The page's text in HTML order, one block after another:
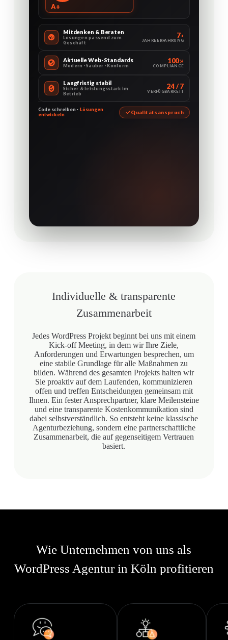
A+
Mitdenken & Beraten
Lösungen passend zum
Geschäft
7+
JAHRE ERFAHRUNG
Aktuelle Web-Standards
Modern · Sauber · Konform
100%
COMPLIANCE
Langfristig stabil
Sicher & leistungsstark im
Betrieb
24 / 7
VERFÜGBARKEIT
Code schreiben · Lösungen
entwickeln
Qualitätsanspruch
Individuelle & transparente
Zusammenarbeit
Jedes WordPress Projekt beginnt bei uns mit einem
Kick-off Meeting, in dem wir Ihre Ziele,
Anforderungen und Erwartungen besprechen, um
eine stabile Grundlage für alle Maßnahmen zu
bilden. Während des gesamten Projekts halten wir
Sie proaktiv auf dem Laufenden, kommunizieren
offen und treffen Entscheidungen gemeinsam mit
Ihnen. Ein fester Ansprechpartner, klare Meilensteine
und eine transparente Kostenkommunikation sind
dabei selbstverständlich. So entsteht keine klassische
Agenturbeziehung, sondern eine partnerschaftliche
Zusammenarbeit, die auf gegenseitigem Vertrauen
basiert.
Wie Unternehmen von uns als
WordPress Agentur in Köln profitieren